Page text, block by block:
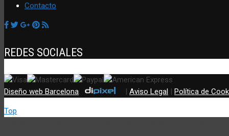
Contacto
REDES SOCIALES
Diseño web Barcelona: | Aviso Legal | Política de
Top